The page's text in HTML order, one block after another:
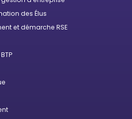
des Élus
et démarche RSE